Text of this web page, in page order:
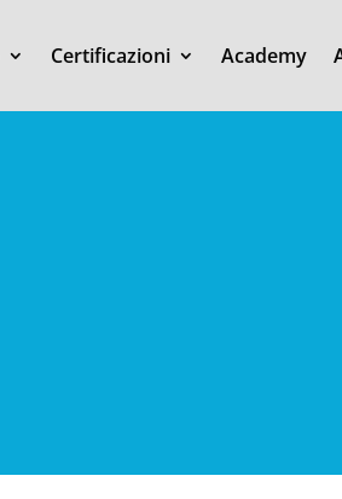
Certificazioni Academy